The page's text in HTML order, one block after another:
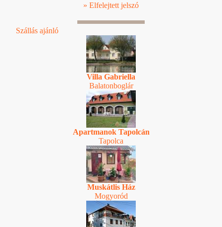
» Elfelejtett jelszó
Szállás ajánló
Villa Gabriella
Balatonboglár
Apartmanok Tapolcán
Tapolca
Muskátlis Ház
Mogyoród